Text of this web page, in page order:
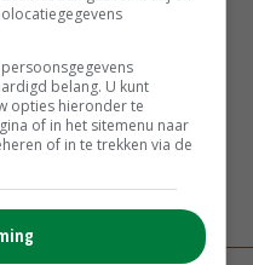
‘Superveel schik gehad
belang. U kunt
opties hieronder te
of in het sitemenu naar
of in te trekken via de